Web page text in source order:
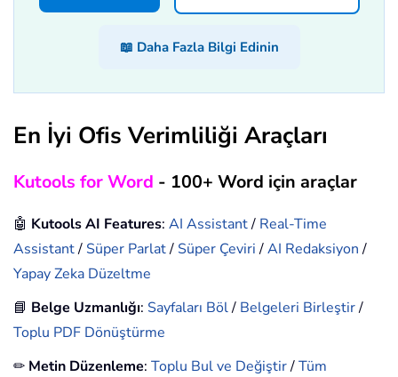
📖 Daha Fazla Bilgi Edinin
En İyi Ofis Verimliliği Araçları
Kutools for Word - 100+ Word için araçlar
🤖 Kutools AI Features: AI Assistant/ Real-Time
Assistant/ Süper Parlat/ Süper Çeviri/AI Redaksiyon/
Yapay Zeka Düzeltme
📘 Belge Uzmanlığı: Sayfaları Böl/ Belgeleri Birleştir/
Toplu PDF Dönüştürme
✏ Metin Düzenleme: Toplu Bul ve Değiştir/Tüm